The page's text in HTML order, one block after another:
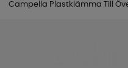
Campella Plastklämma Till